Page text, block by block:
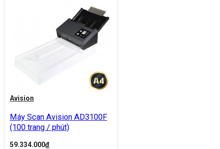
Avision
Máy Scan Avision AD3100F
(100 trang / phút)
59.334.000đ